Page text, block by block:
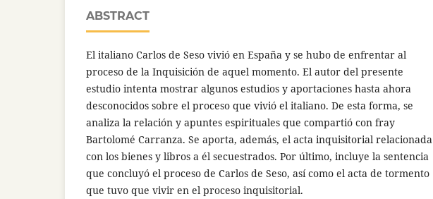
ABSTRACT
El italiano Carlos de Seso vivió en España y se hubo de enfrentar al
proceso de la Inquisición de aquel momento. El autor del presente
estudio intenta mostrar algunos estudios y aportaciones hasta ahora
desconocidos sobre el proceso que vivió el italiano. De esta forma, se
analiza la relación y apuntes espirituales que compartió con fray
Bartolomé Carranza. Se aporta, además, el acta inquisitorial relacionada
con los bienes y libros a él secuestrados. Por último, incluye la sentencia
que concluyó el proceso de Carlos de Seso, así como el acta de tormento
que tuvo que vivir en el proceso inquisitorial.